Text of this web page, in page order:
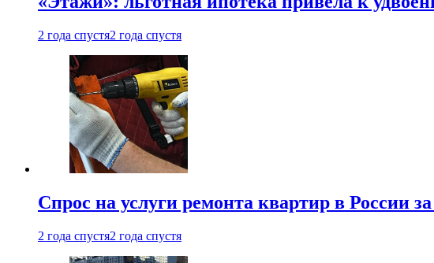
2 года спустя2 года спустя
Спрос на услуги ремонта квартир в России
2 года спустя2 года спустя